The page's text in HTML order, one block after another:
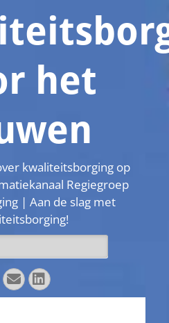
het
kwaliteitsborging op
Regiegroep
| Aan de slag met
E-
mail
LinkedIn